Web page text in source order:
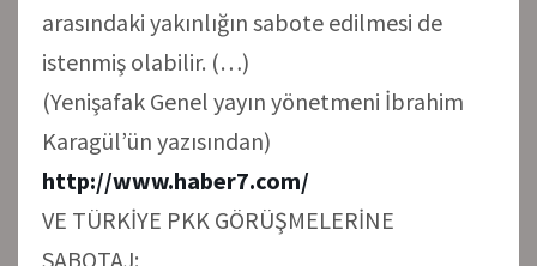
arasındaki yakınlığın sabote edilmesi de
istenmiş olabilir. (…)
(Yenişafak Genel yayın yönetmeni İbrahim
Karagül’ün yazısından)
http://www.haber7.com/
VE TÜRKİYE PKK GÖRÜŞMELERİNE
SABOTAJ: